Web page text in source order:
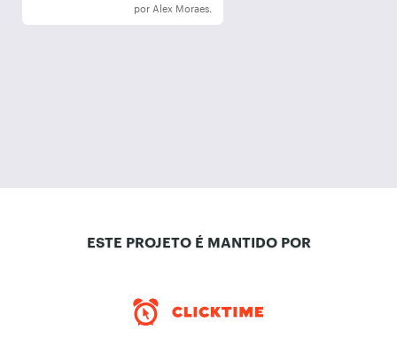
por Alex Moraes.
ESTE PROJETO É MANTIDO POR